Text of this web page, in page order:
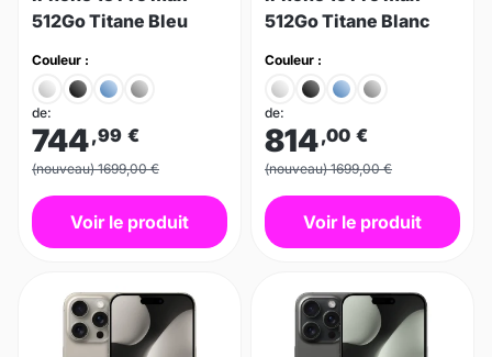
512Go Titane Bleu
Couleur :
de:
744,99 €
(nouveau) 1699,00 €
Voir le produit
512Go Titane Blanc
Couleur :
de:
814,00 €
(nouveau) 1699,00 €
Voir le produit